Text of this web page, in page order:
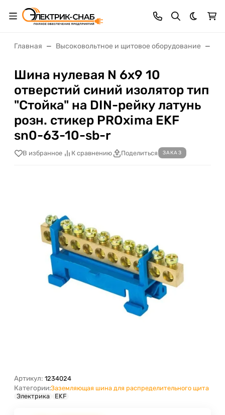
Темная
Главная Высоковольтное и щитовое оборудование
Шина нулевая N 6х9 10
отверстий синий изолятор тип
"Стойка" на DIN-рейку латунь
розн. стикер PROxima EKF
sn0-63-10-sb-r
В избранное К сравнению Поделиться ЗАКАЗ
Артикул: 1234024
Категории:Заземляющая шина для распределительного щита
Электрика
EKF